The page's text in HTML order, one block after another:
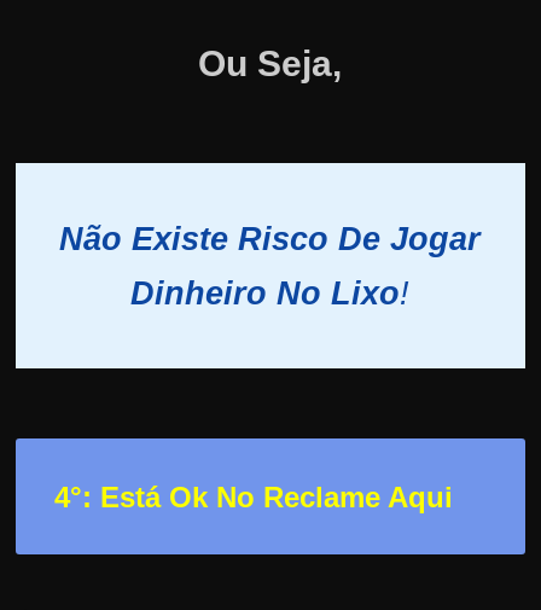
Ou Seja,
Não Existe Risco De Jogar
Dinheiro No Lixo!
4°: Está Ok No Reclame Aqui